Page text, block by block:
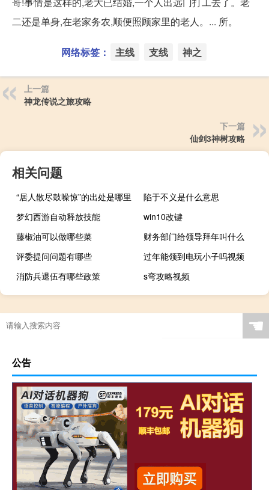
二还是单身,在老家务农,顺便照顾家里的老人。... 所。
网络标签： 主线 支线 神之
上一篇
神龙传说之旅攻略
下一篇
仙剑3神树攻略
相关问题
“居人散尽鼓噪惊”的出处是哪里
陷于不义是什么意思
梦幻西游自动释放技能
win10改键
藤椒油可以做哪些菜
财务部门给领导拜年叫什么
评委提问问题有哪些
过年能领到电玩小子吗视频
消防兵退伍有哪些政策
s弯攻略视频
☚
公告